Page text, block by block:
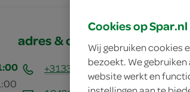
adres & contactgegevens
+31337981014
Cookies op Spar.nl
Wij gebruiken cookies
bezoekt. We
website werkt en